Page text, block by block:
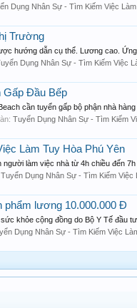
Dụng Nhân Sự - Tìm Kiếm Việc Làm
Trường
hướng dẫn cụ thể. Lương cao. Ứng
Dụng Nhân Sự - Tìm Kiếm Việc
Gấp Đầu Bếp
cần tuyển gấp bộ phận nhà
Tuyển Dụng Nhân Sự - Tìm Kiếm
Làm Tuy Hòa Phú Yên
làm việc nhà từ 4h chiều đến
Tuyển Dụng Nhân Sự - Tìm Kiếm Việc
phẩm lương 10.000.000 Đ
khỏe cộng đồng do Bộ Y Tế đầu
Dụng Nhân Sự - Tìm Kiếm Việc